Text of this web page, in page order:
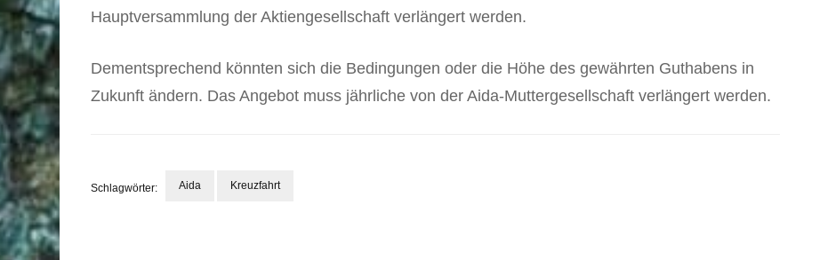
Hauptversammlung der Aktiengesellschaft verlängert werden.
Dementsprechend könnten sich die Bedingungen oder die Höhe des gewährten Guthabens in
Zukunft ändern. Das Angebot muss jährliche von der Aida-Muttergesellschaft verlängert werden.
Schlagwörter: Aida Kreuzfahrt